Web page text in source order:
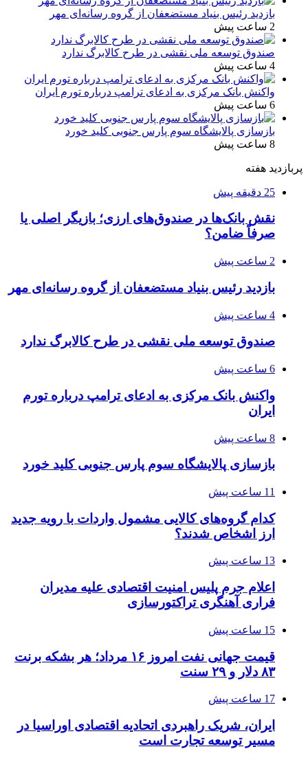
بازدید رئیس بنیاد مستضعفان از گروه رسانه‌ای مهر
2 ساعت پیش
صندوق توسعه ملی نقشی در طرح کالابرگ ندارد
4 ساعت پیش
واکنش بانک مرکزی به ادعای ترامپ درباره تورم ایران
6 ساعت پیش
بازسازی پالایشگاه سوم پارس جنوبی کلید خورد
8 ساعت پیش
پربازدید هفته
25 دقیقه پیش
نقش بانک‌ها در صندوق‌های ارزی؛ بازیگر اصلی یا
صرفاً ضامن؟
2 ساعت پیش
بازدید رئیس بنیاد مستضعفان از گروه رسانه‌ای مهر
4 ساعت پیش
صندوق توسعه ملی نقشی در طرح کالابرگ ندارد
6 ساعت پیش
واکنش بانک مرکزی به ادعای ترامپ درباره تورم
ایران
8 ساعت پیش
بازسازی پالایشگاه سوم پارس جنوبی کلید خورد
11 ساعت پیش
کدام گروه‌های کالایی مشمول واردات با رویه جدید
ارز اشخاص شدند؟
13 ساعت پیش
اعلام جرم پلیس امنیت اقتصادی علیه مدیران
فراری آهنگری تراکتورسازی
15 ساعت پیش
قیمت جهانی نفت امروز ۱۶ مرداد؛ هر بشکه برنت
۸۳ دلار و ۲۹ سنت
17 ساعت پیش
ایران، شریک راهبردی اتحادیه اقتصادی اوراسیا در
مسیر توسعه تجارت است